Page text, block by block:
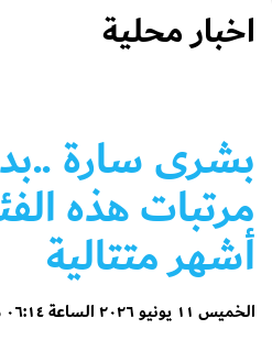
اخبار محلية
بشرى سارة
مرتبات هذه
أشهر متتالية
الخميس ١١ يونيو ٢٠٢٦ الساعة ٠٦:١٤ مساءً